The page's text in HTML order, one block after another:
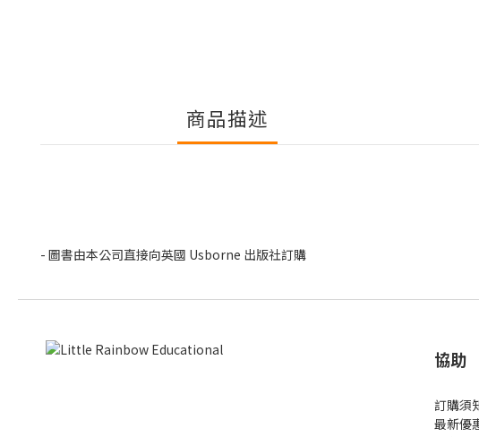
商品描述
- 圖書由本公司直接向英國 Usborne 出版社訂購
協助
訂購須
最新優